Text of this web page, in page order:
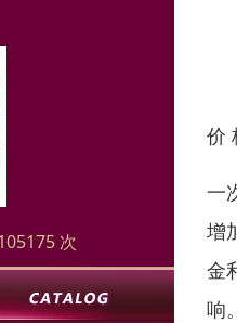
次
价
一
增
金
响